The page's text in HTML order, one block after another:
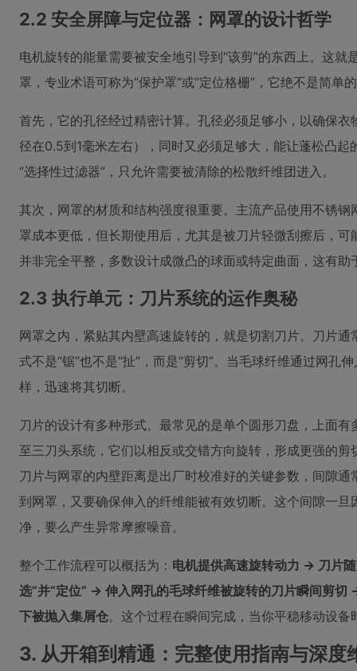
2.2 安全屏障与定位器：网罩的设计哲学
电机旋转的能量需要被安全地引导到“该剪”的东西上。这
罩，专业术语可称为“保护罩”或“定位格栅”，它绝不是简单
首先，它的孔径经过精密计算。孔径必须足够小，以确保
径在0.5到1毫米左右），同时又必须足够大，能让蓬松凸起
“选择性过滤器”，只允许需要被清除的松散纤维团进入。
其次，网罩的材质和结构强度很重要。主流产品使用不锈
罩成本更低，但长期使用后，尤其是被刀片轻微刮擦后，
并非完全平整，多数设计成微凸的球面或特定曲面，这有助
2.3 执行单元：刀片系统的运作奥秘
网罩之内，紧贴其内壁高速旋转的，就是切割刀片。刀片
式不是“锯”也不是“扯”，而是“剪切”。当毛球纤维通过网孔
样，迅速将其切断。
刀片的设计有多种形式。最常见的是单个圆形刀盘，上面
至三刀头系统，它们以相反或交错方向旋转，形成更强的
刀片与网罩的内壁距离是出厂时校准好的关键参数，间隙
到网罩，又要确保伸入的纤维能被有效切断。这个间隙一
净，要么产生异常摩擦噪音。
整个工作流程可以概括为： 电机提供高速旋转动力 → 刀片
选”并“定位” → 伸入网孔的毛球纤维被旋转的刀片瞬间剪
下被抛入集屑仓。这个过程在瞬间完成，当你平稳移动设
3. 从开箱到精通：完整使用指南与深度